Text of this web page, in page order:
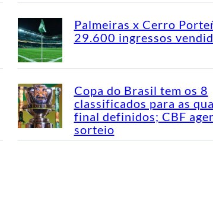
Palmeiras x Cerro
29.600 ingressos
Copa do Brasil tem os 8
classificados para as
final definidos; CBF
sorteio